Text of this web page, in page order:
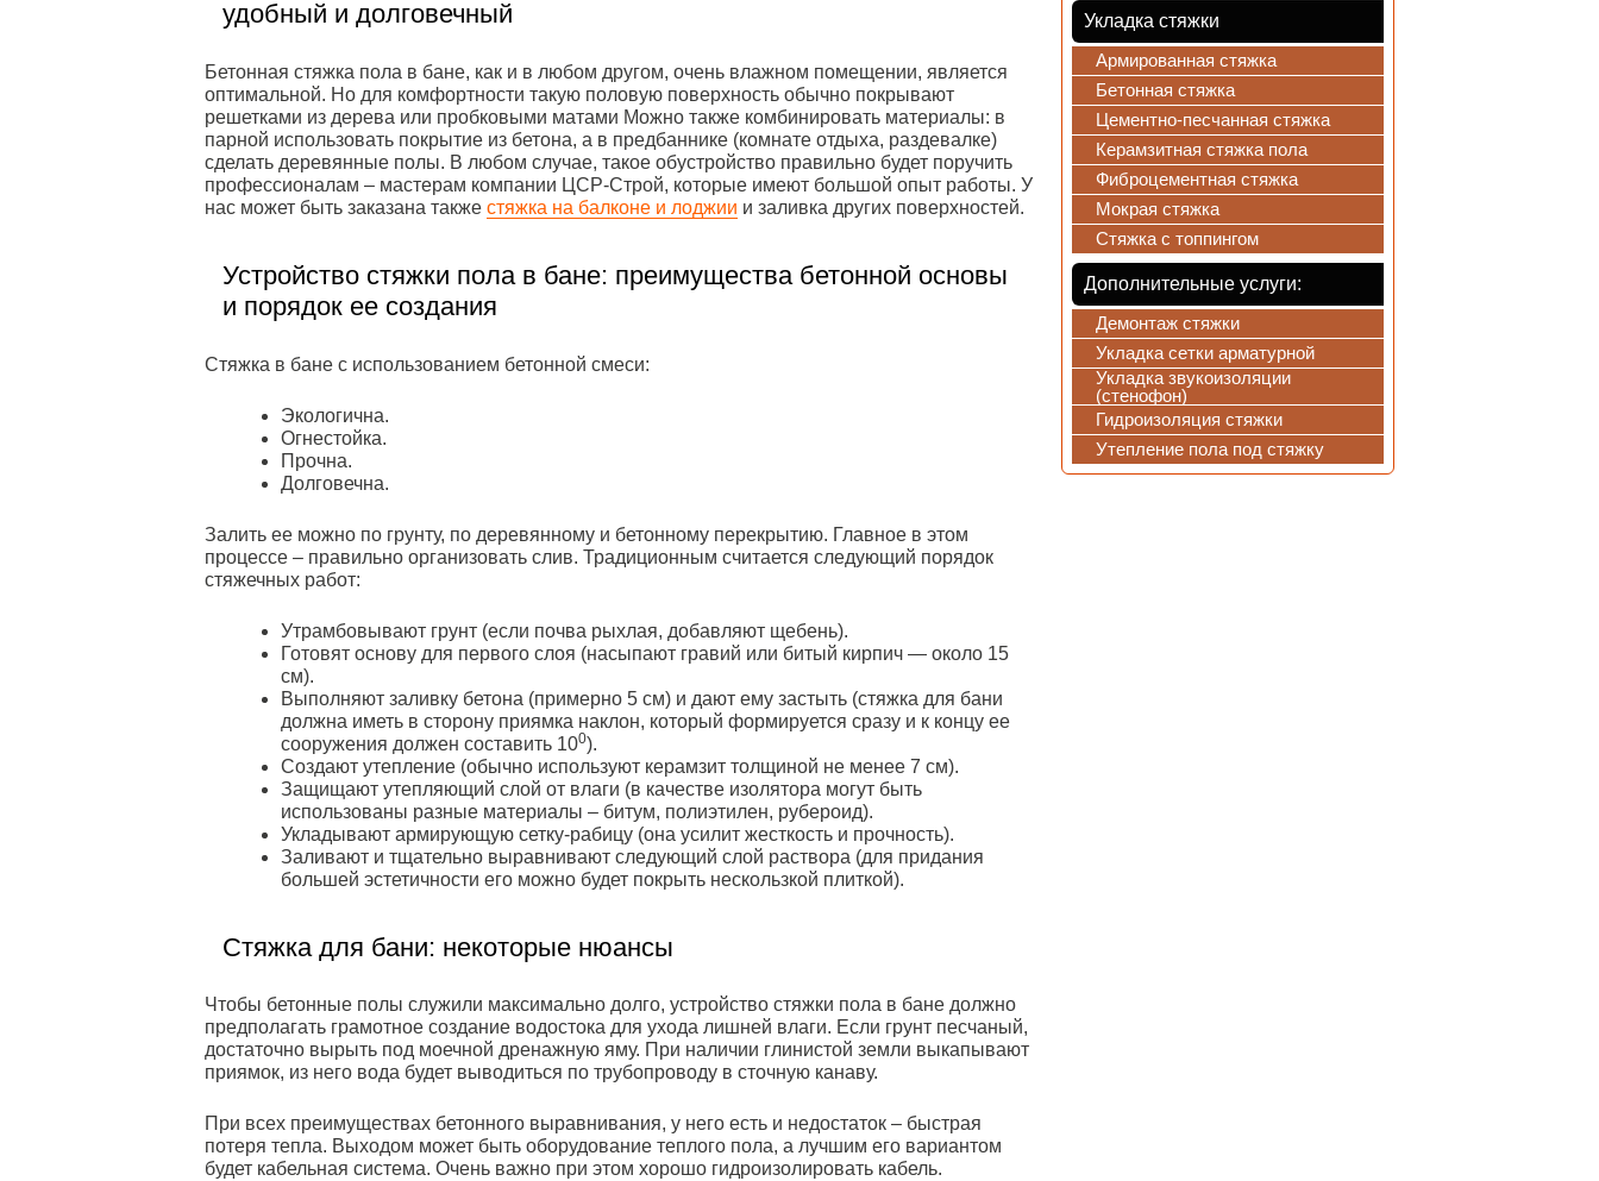
удобный и долговечный
Бетонная стяжка пола в бане, как и в любом другом, очень влажном помещении, является
оптимальной. Но для комфортности такую половую поверхность обычно покрывают
решетками из дерева или пробковыми матами Можно также комбинировать материалы: в
парной использовать покрытие из бетона, а в предбаннике (комнате отдыха, раздевалке)
сделать деревянные полы. В любом случае, такое обустройство правильно будет поручить
профессионалам – мастерам компании ЦСР-Строй, которые имеют большой опыт работы. У
нас может быть заказана также стяжка на балконе и лоджии и заливка других поверхностей.
Устройство стяжки пола в бане: преимущества бетонной основы
и порядок ее создания
Стяжка в бане с использованием бетонной смеси:
Экологична.
Огнестойка.
Прочна.
Долговечна.
Залить ее можно по грунту, по деревянному и бетонному перекрытию. Главное в этом
процессе – правильно организовать слив. Традиционным считается следующий порядок
стяжечных работ:
Утрамбовывают грунт (если почва рыхлая, добавляют щебень).
Готовят основу для первого слоя (насыпают гравий или битый кирпич — около 15
см).
Выполняют заливку бетона (примерно 5 см) и дают ему застыть (стяжка для бани
должна иметь в сторону приямка наклон, который формируется сразу и к концу ее
сооружения должен составить 100).
Создают утепление (обычно используют керамзит толщиной не менее 7 см).
Защищают утепляющий слой от влаги (в качестве изолятора могут быть
использованы разные материалы – битум, полиэтилен, рубероид).
Укладывают армирующую сетку-рабицу (она усилит жесткость и прочность).
Заливают и тщательно выравнивают следующий слой раствора (для придания
большей эстетичности его можно будет покрыть нескользкой плиткой).
Стяжка для бани: некоторые нюансы
Чтобы бетонные полы служили максимально долго, устройство стяжки пола в бане должно
предполагать грамотное создание водостока для ухода лишней влаги. Если грунт песчаный,
достаточно вырыть под моечной дренажную яму. При наличии глинистой земли выкапывают
приямок, из него вода будет выводиться по трубопроводу в сточную канаву.
При всех преимуществах бетонного выравнивания, у него есть и недостаток – быстрая
потеря тепла. Выходом может быть оборудование теплого пола, а лучшим его вариантом
будет кабельная система. Очень важно при этом хорошо гидроизолировать кабель.
Укладка стяжки
Армированная стяжка
Бетонная стяжка
Цементно-песчанная стяжка
Керамзитная стяжка пола
Фиброцементная стяжка
Мокрая стяжка
Стяжка с топпингом
Дополнительные услуги:
Демонтаж стяжки
Укладка сетки арматурной
Укладка звукоизоляции
(стенофон)
Гидроизоляция стяжки
Утепление пола под стяжку